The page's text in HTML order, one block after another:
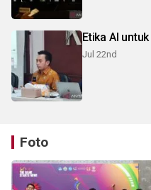
Etika AI
Jul 22nd
Foto